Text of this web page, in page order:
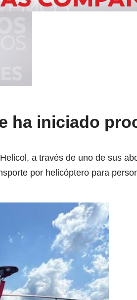
ha iniciado
a través de uno de sus
por helicóptero para